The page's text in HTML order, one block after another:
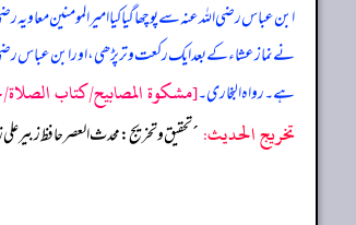
ابن عباس رضی اللہ عنہ سے پوچھا گیا کیا امیر المومنین
نے نماز عشاء کے بعد ایک رکعت وتر پڑھی، اور ابن عباس
ہے۔ رواہ البخاری۔[مشكوة المصابيح/كتاب الصلاة/
تخریج الحدیث: ´تحقيق و تخريج: محدث العصر حافظ زبير على